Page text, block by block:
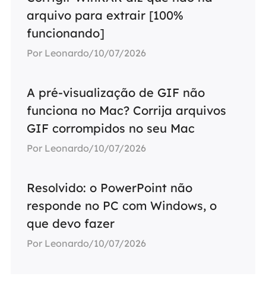
arquivo para extrair [100%
funcionando]
Por Leonardo/10/07/2026
A pré-visualização de GIF não
funciona no Mac? Corrija arquivos
GIF corrompidos no seu Mac
Por Leonardo/10/07/2026
Resolvido: o PowerPoint não
responde no PC com Windows, o
que devo fazer
Por Leonardo/10/07/2026